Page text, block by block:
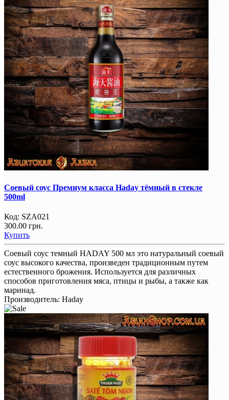
Соевый соус Премиум класса Haday тёмный в стекле
500ml
Код: SZA021
300.00 грн.
Купить
Соевый соус темный HADAY 500 мл это натуральный соевый
соус высокого качества, произведен традиционным путем
естественного брожения. Используется для различных
способов приготовления мяса, птицы и рыбы, а также как
маринад.
Производитель: Haday